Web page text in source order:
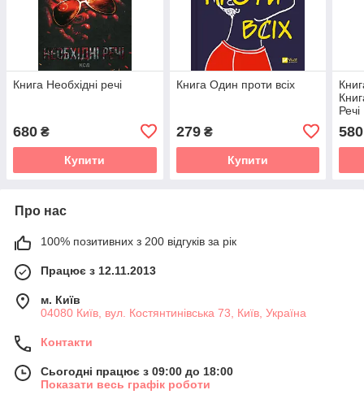
Книга Необхідні речі
680 ₴
Купити
Книга Один проти всіх
279₴
Купити
580
Про нас
100% позитивних з 200 відгуків за рік
Працює з 12.11.2013
м. Київ
04080 Київ, вул. Костянтинівська 73, Київ, Україна
Контакти
Сьогодні працює з 09:00 до 18:00
Показати весь графік роботи